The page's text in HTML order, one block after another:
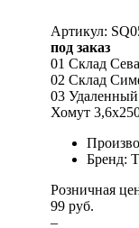
Артикул:
под заказ
01 Склад
02 Склад
03 Удаленный
Хомут
Бренд:
Розничная
99 руб.
–